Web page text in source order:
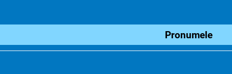
Pronumele